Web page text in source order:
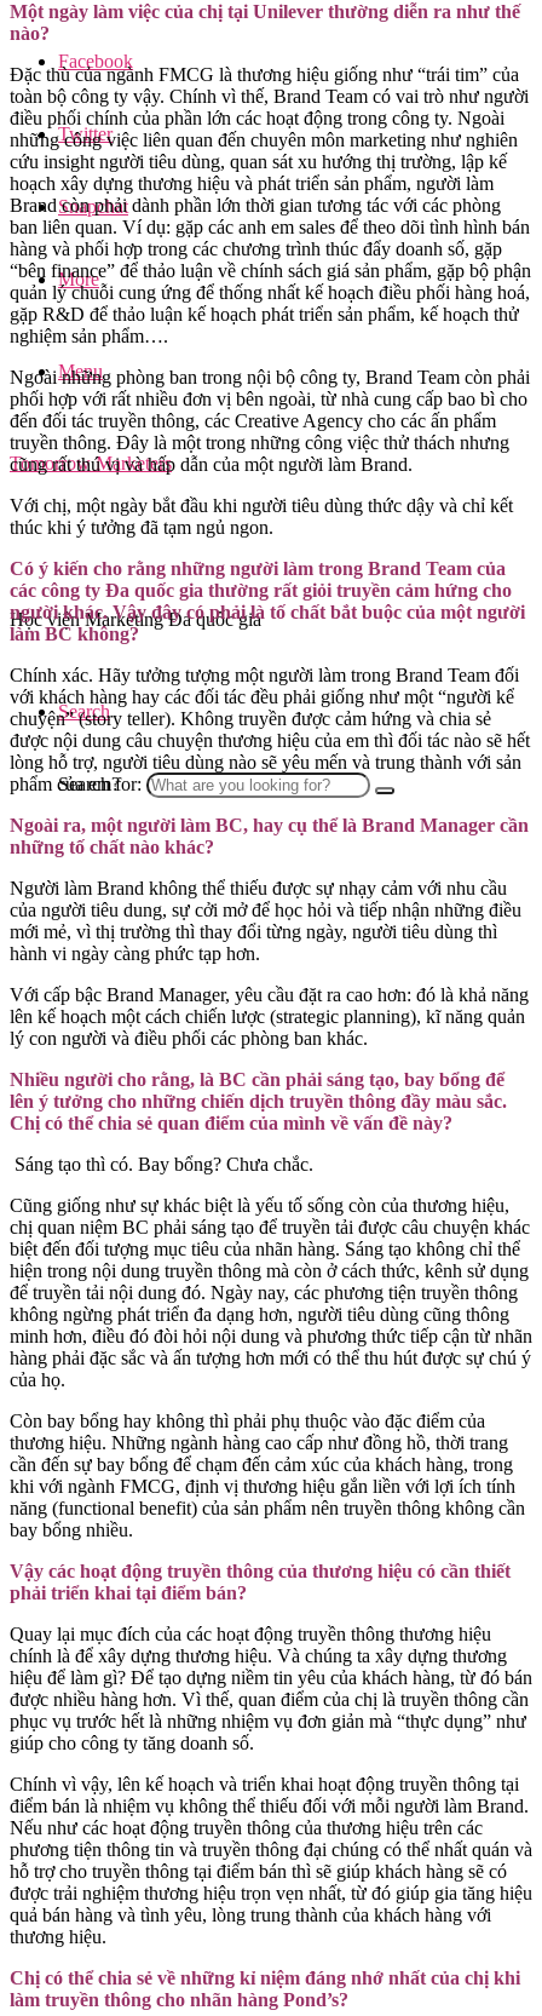
Facebook
Twitter
Snapchat
More
Menu
Tomorrow Marketers
Học viện Marketing Đa quốc gia
Search
Search for:
Một ngày làm việc của chị tại Unilever thường diễn ra như thế
nào?
Đặc thù của ngành FMCG là thương hiệu giống như “trái tim” của
toàn bộ công ty vậy. Chính vì thế, Brand Team có vai trò như người
điều phối chính của phần lớn các hoạt động trong công ty. Ngoài
những công việc liên quan đến chuyên môn marketing như nghiên
cứu insight người tiêu dùng, quan sát xu hướng thị trường, lập kế
hoạch xây dựng thương hiệu và phát triển sản phẩm, người làm
Brand còn phải dành phần lớn thời gian tương tác với các phòng
ban liên quan. Ví dụ: gặp các anh em sales để theo dõi tình hình bán
hàng và phối hợp trong các chương trình thúc đẩy doanh số, gặp
“bên finance” để thảo luận về chính sách giá sản phẩm, gặp bộ phận
quản lý chuỗi cung ứng để thống nhất kế hoạch điều phối hàng hoá,
gặp R&D để thảo luận kế hoạch phát triển sản phẩm, kế hoạch thử
nghiệm sản phẩm….
Ngoài những phòng ban trong nội bộ công ty, Brand Team còn phải
phối hợp với rất nhiều đơn vị bên ngoài, từ nhà cung cấp bao bì cho
đến đối tác truyền thông, các Creative Agency cho các ấn phẩm
truyền thông. Đây là một trong những công việc thử thách nhưng
cũng rất thú vị và hấp dẫn của một người làm Brand.
Với chị, một ngày bắt đầu khi người tiêu dùng thức dậy và chỉ kết
thúc khi ý tưởng đã tạm ngủ ngon.
Có ý kiến cho rằng những người làm trong Brand Team của
các công ty Đa quốc gia thường rất giỏi truyền cảm hứng cho
người khác. Vậy đây có phải là tố chất bắt buộc của một người
làm BC không?
Chính xác. Hãy tưởng tượng một người làm trong Brand Team đối
với khách hàng hay các đối tác đều phải giống như một “người kể
chuyện” (story teller). Không truyền được cảm hứng và chia sẻ
được nội dung câu chuyện thương hiệu của em thì đối tác nào sẽ hết
lòng hỗ trợ, người tiêu dùng nào sẽ yêu mến và trung thành với sản
phẩm của em?
Ngoài ra, một người làm BC, hay cụ thể là Brand Manager cần
những tố chất nào khác?
Người làm Brand không thể thiếu được sự nhạy cảm với nhu cầu
của người tiêu dung, sự cởi mở để học hỏi và tiếp nhận những điều
mới mẻ, vì thị trường thì thay đổi từng ngày, người tiêu dùng thì
hành vi ngày càng phức tạp hơn.
Với cấp bậc Brand Manager, yêu cầu đặt ra cao hơn: đó là khả năng
lên kế hoạch một cách chiến lược (strategic planning), kĩ năng quản
lý con người và điều phối các phòng ban khác.
Nhiều người cho rằng, là BC cần phải sáng tạo, bay bổng để
lên ý tưởng cho những chiến dịch truyền thông đầy màu sắc.
Chị có thể chia sẻ quan điểm của mình về vấn đề này?
Sáng tạo thì có. Bay bổng? Chưa chắc.
Cũng giống như sự khác biệt là yếu tố sống còn của thương hiệu,
chị quan niệm BC phải sáng tạo để truyền tải được câu chuyện khác
biệt đến đối tượng mục tiêu của nhãn hàng. Sáng tạo không chỉ thể
hiện trong nội dung truyền thông mà còn ở cách thức, kênh sử dụng
để truyền tải nội dung đó. Ngày nay, các phương tiện truyền thông
không ngừng phát triển đa dạng hơn, người tiêu dùng cũng thông
minh hơn, điều đó đòi hỏi nội dung và phương thức tiếp cận từ nhãn
hàng phải đặc sắc và ấn tượng hơn mới có thể thu hút được sự chú ý
của họ.
Còn bay bổng hay không thì phải phụ thuộc vào đặc điểm của
thương hiệu. Những ngành hàng cao cấp như đồng hồ, thời trang
cần đến sự bay bổng để chạm đến cảm xúc của khách hàng, trong
khi với ngành FMCG, định vị thương hiệu gắn liền với lợi ích tính
năng (functional benefit) của sản phẩm nên truyền thông không cần
bay bổng nhiều.
Vậy các hoạt động truyền thông của thương hiệu có cần thiết
phải triển khai tại điểm bán?
Quay lại mục đích của các hoạt động truyền thông thương hiệu
chính là để xây dựng thương hiệu. Và chúng ta xây dựng thương
hiệu để làm gì? Để tạo dựng niềm tin yêu của khách hàng, từ đó bán
được nhiều hàng hơn. Vì thế, quan điểm của chị là truyền thông cần
phục vụ trước hết là những nhiệm vụ đơn giản mà “thực dụng” như
giúp cho công ty tăng doanh số.
Chính vì vậy, lên kế hoạch và triển khai hoạt động truyền thông tại
điểm bán là nhiệm vụ không thể thiếu đối với mỗi người làm Brand.
Nếu như các hoạt động truyền thông của thương hiệu trên các
phương tiện thông tin và truyền thông đại chúng có thể nhất quán và
hỗ trợ cho truyền thông tại điểm bán thì sẽ giúp khách hàng sẽ có
được trải nghiệm thương hiệu trọn vẹn nhất, từ đó giúp gia tăng hiệu
quả bán hàng và tình yêu, lòng trung thành của khách hàng với
thương hiệu.
Chị có thể chia sẻ về những kỉ niệm đáng nhớ nhất của chị khi
làm truyền thông cho nhãn hàng Pond’s?